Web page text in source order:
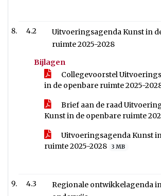
4.2
Uitvoeringsagenda Kunst in
ruimte 2025-2028
Bijlagen
Collegevoorstel
in de openbare ruimte 2025-
Brief aan de raad
Kunst in de openbare ruimte
Uitvoeringsagenda Kunst
ruimte 2025-2028
3 MB
4.3
Regionale ontwikkelagenda